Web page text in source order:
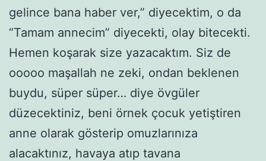
gelince bana haber ver,” diyecektim, o da
“Tamam annecim” diyecekti, olay bitecekti.
Hemen koşarak size yazacaktım. Siz de
ooooo maşallah ne zeki, ondan beklenen
buydu, süper süper… diye övgüler
düzecektiniz, beni örnek çocuk yetiştiren
anne olarak gösterip omuzlarınıza
alacaktınız, havaya atıp tavana